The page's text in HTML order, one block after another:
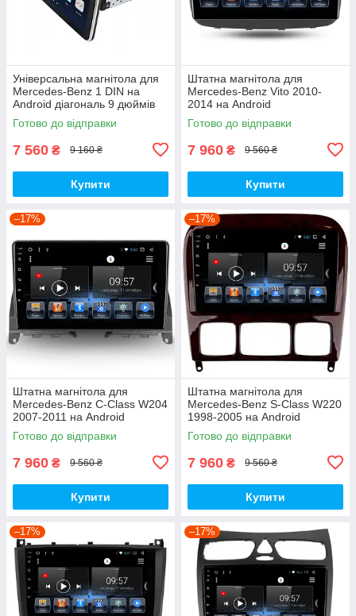
Універсальна магнітола для
Mercedes-Benz 1 DIN на
Android діагональ 9 дюймів
Готово до відправки
7 560 ₴ 9 160 ₴
Купити
Штатна магнітола для
Mercedes-Benz Vito 2010-
2014 на Android
Готово до відправки
7 960 ₴ 9 560 ₴
Купити
–17%
Штатна магнітола для
Mercedes-Benz C-Class W204
2007-2011 на Android
Готово до відправки
7 960 ₴ 9 560 ₴
Купити
–17%
Штатна магнітола для
Mercedes-Benz S-Class W220
1998-2005 на Android
Готово до відправки
7 960 ₴ 9 560 ₴
Купити
–17% –17%